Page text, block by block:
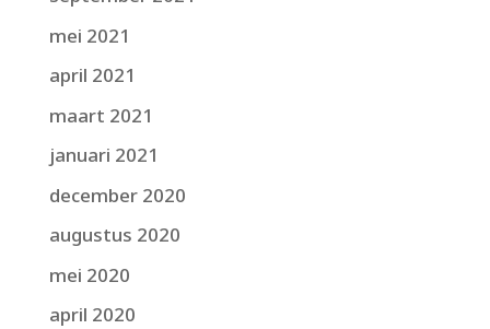
mei 2021
april 2021
maart 2021
januari 2021
december 2020
augustus 2020
mei 2020
april 2020